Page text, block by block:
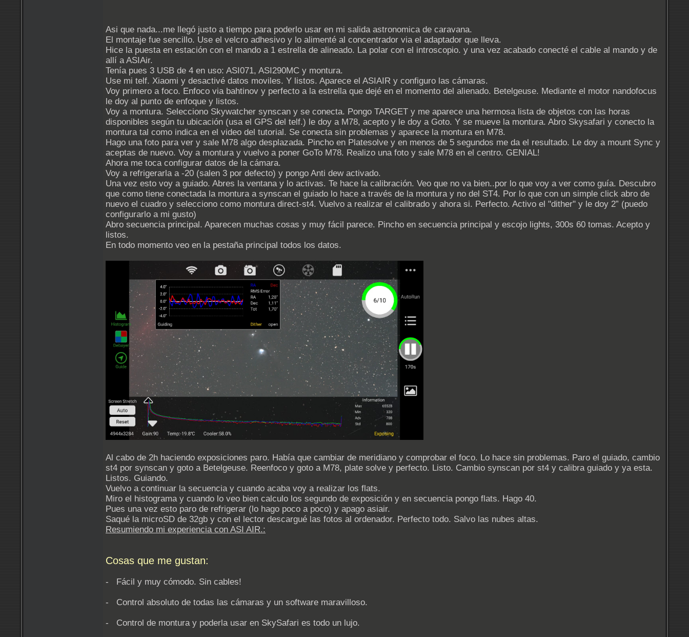
Asi que nada...me llegó justo a tiempo para poderlo usar en mi salida astronomica de caravana.
El montaje fue sencillo. Use el velcro adhesivo y lo alimenté al concentrador via el adaptador que lleva.
Hice la puesta en estación con el mando a 1 estrella de alineado. La polar con el introscopio. y una vez acabado conecté el cable al mando y de
allí a ASIAir.
Tenía pues 3 USB de 4 en uso: ASI071, ASI290MC y montura.
Use mi telf. Xiaomi y desactivé datos moviles. Y listos. Aparece el ASIAIR y configuro las cámaras.
Voy primero a foco. Enfoco via bahtinov y perfecto a la estrella que dejé en el momento del alienado. Betelgeuse. Mediante el motor nandofocus
le doy al punto de enfoque y listos.
Voy a montura. Selecciono Skywatcher synscan y se conecta. Pongo TARGET y me aparece una hermosa lista de objetos con las horas
disponibles según tu ubicación (usa el GPS del telf.) le doy a M78, acepto y le doy a Goto. Y se mueve la montura. Abro Skysafari y conecto la
montura tal como indica en el video del tutorial. Se conecta sin problemas y aparece la montura en M78.
Hago una foto para ver y sale M78 algo desplazada. Pincho en Platesolve y en menos de 5 segundos me da el resultado. Le doy a mount Sync y
aceptas de nuevo. Voy a montura y vuelvo a poner GoTo M78. Realizo una foto y sale M78 en el centro. GENIAL!
Ahora me toca configurar datos de la cámara.
Voy a refrigerarla a -20 (salen 3 por defecto) y pongo Anti dew activado.
Una vez esto voy a guiado. Abres la ventana y lo activas. Te hace la calibración. Veo que no va bien..por lo que voy a ver como guía. Descubro
que como tiene conectada la montura a synscan el guiado lo hace a través de la montura y no del ST4. Por lo que con un simple click abro de
nuevo el cuadro y selecciono como montura direct-st4. Vuelvo a realizar el calibrado y ahora si. Perfecto. Activo el "dither" y le doy 2” (puedo
configurarlo a mi gusto)
Abro secuencia principal. Aparecen muchas cosas y muy fácil parece. Pincho en secuencia principal y escojo lights, 300s 60 tomas. Acepto y
listos.
En todo momento veo en la pestaña principal todos los datos.
Al cabo de 2h haciendo exposiciones paro. Había que cambiar de meridiano y comprobar el foco. Lo hace sin problemas. Paro el guiado, cambio
st4 por synscan y goto a Betelgeuse. Reenfoco y goto a M78, plate solve y perfecto. Listo. Cambio synscan por st4 y calibra guiado y ya esta.
Listos. Guiando.
Vuelvo a continuar la secuencia y cuando acaba voy a realizar los flats.
Miro el histograma y cuando lo veo bien calculo los segundo de exposición y en secuencia pongo flats. Hago 40.
Pues una vez esto paro de refrigerar (lo hago poco a poco) y apago asiair.
Saqué la microSD de 32gb y con el lector descargué las fotos al ordenador. Perfecto todo. Salvo las nubes altas.
Resumiendo mi experiencia con ASI AIR.:
Cosas que me gustan:
- Fácil y muy cómodo. Sin cables!
- Control absoluto de todas las cámaras y un software maravilloso.
- Control de montura y poderla usar en SkySafari es todo un lujo.